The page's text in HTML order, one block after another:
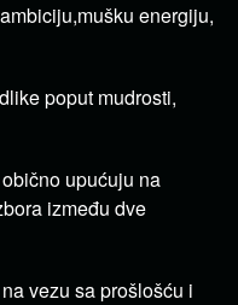
energiju,
poput mudrosti,
upućuju na
između dve
vezu sa prošlošću i